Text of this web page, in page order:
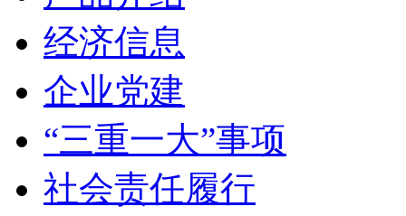
经济信息
企业党建
“三重一大”事项
社会责任履行